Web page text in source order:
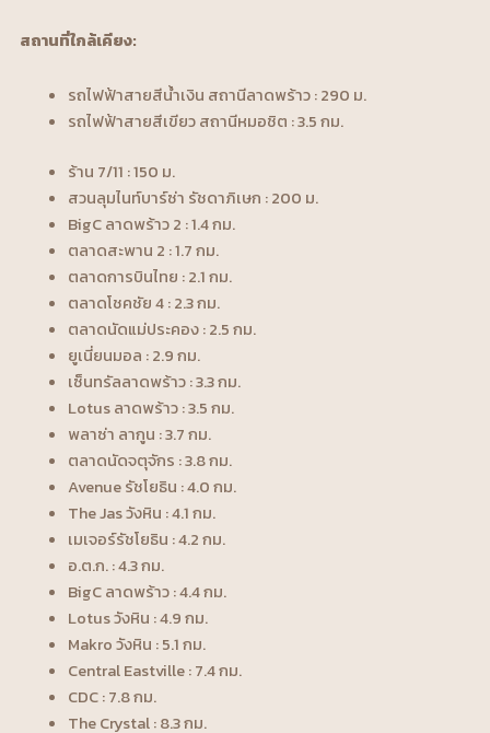
สถานที่ใกล้เคียง:
รถไฟฟ้าสายสีน้ำเงิน สถานีลาดพร้าว : 290 ม.
รถไฟฟ้าสายสีเขียว สถานีหมอชิต : 3.5 กม.
ร้าน 7/11 : 150 ม.
สวนลุมไนท์บาร์ซ่า รัชดาภิเษก : 200 ม.
BigC ลาดพร้าว 2 : 1.4 กม.
ตลาดสะพาน 2 : 1.7 กม.
ตลาดการบินไทย : 2.1 กม.
ตลาดโชคชัย 4 : 2.3 กม.
ตลาดนัดแม่ประคอง : 2.5 กม.
ยูเนี่ยนมอล : 2.9 กม.
เซ็นทรัลลาดพร้าว : 3.3 กม.
Lotus ลาดพร้าว : 3.5 กม.
พลาซ่า ลากูน : 3.7 กม.
ตลาดนัดจตุจักร : 3.8 กม.
Avenue รัชโยธิน : 4.0 กม.
The Jas วังหิน : 4.1 กม.
เมเจอร์รัชโยธิน : 4.2 กม.
อ.ต.ก. : 4.3 กม.
BigC ลาดพร้าว : 4.4 กม.
Lotus วังหิน : 4.9 กม.
Makro วังหิน : 5.1 กม.
Central Eastville : 7.4 กม.
CDC : 7.8 กม.
The Crystal : 8.3 กม.